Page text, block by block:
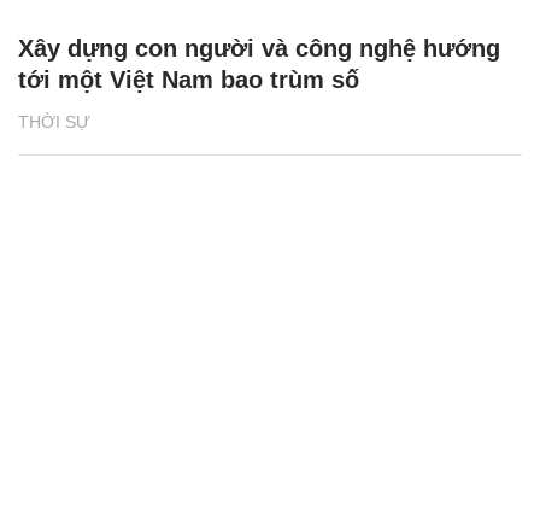
THỜI SỰ
Xây dựng con người và công nghệ hướng
tới một Việt Nam bao trùm số